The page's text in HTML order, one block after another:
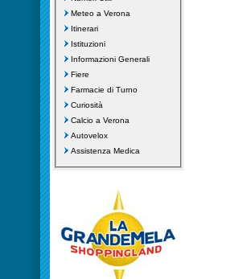
Meteo a Verona
Itinerari
Istituzioni
Informazioni Generali
Fiere
Farmacie di Turno
Curiosità
Calcio a Verona
Autovelox
Assistenza Medica